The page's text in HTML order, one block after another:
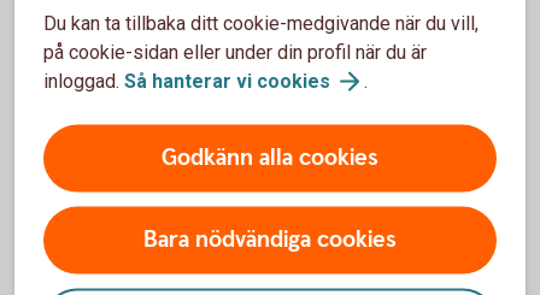
Behöver du spärra ditt kort?
Om du förlorar ditt kort eller upptäcker obehöriga
korttransaktioner ska du spärra kortet omedelbart. Du kan
enkelt spärra och ersätta ditt bankkort direkt i
internetbanken eller appen, dygnet runt. Du kan också ringa
till oss för att spärra kortet. Kreditkort spärras alltid via
telefon.
Spärra kort - Spärrservice bankkort och kreditkort
Du kan ta tillbaka ditt cookie-medgivande när du vill,
på cookie-sidan eller under din profil när du är
inloggad. Så hanterar vi cookies .
Godkänn alla cookies
Bara nödvändiga cookies